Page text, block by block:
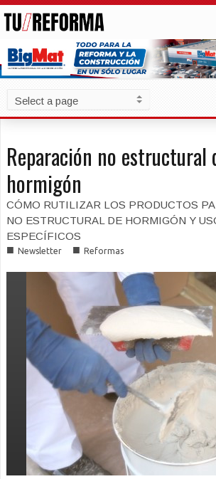
Reparación no estructural
hormigón
CÓMO RUTILIZAR LOS PRODUCTOS
NO ESTRUCTURAL DE HORMIGÓN Y
ESPECÍFICOS
■ Newsletter ■ Reformas